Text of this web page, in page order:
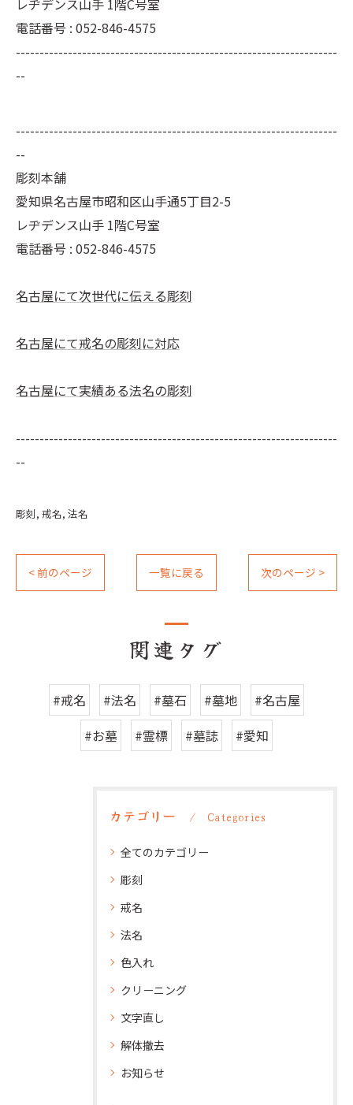
レヂデンス山手 1階C号室
電話番号 : 052-846-4575
--------------------------------------------------------------------
--
--------------------------------------------------------------------
--
彫刻本舗
愛知県名古屋市昭和区山手通5丁目2-5
レヂデンス山手 1階C号室
電話番号 : 052-846-4575
名古屋にて次世代に伝える彫刻
名古屋にて戒名の彫刻に対応
名古屋にて実績ある法名の彫刻
--------------------------------------------------------------------
--
彫刻 戒名 法名
< 前のページ 一覧に戻る 次のページ >
関連タグ
#戒名 #法名 #墓石 #墓地
#名古屋
#お墓
#霊標 #墓誌 #愛知
カテゴリー Categories
全てのカテゴリー
彫刻
戒名
法名
色入れ
クリーニング
文字直し
解体撤去
お知らせ